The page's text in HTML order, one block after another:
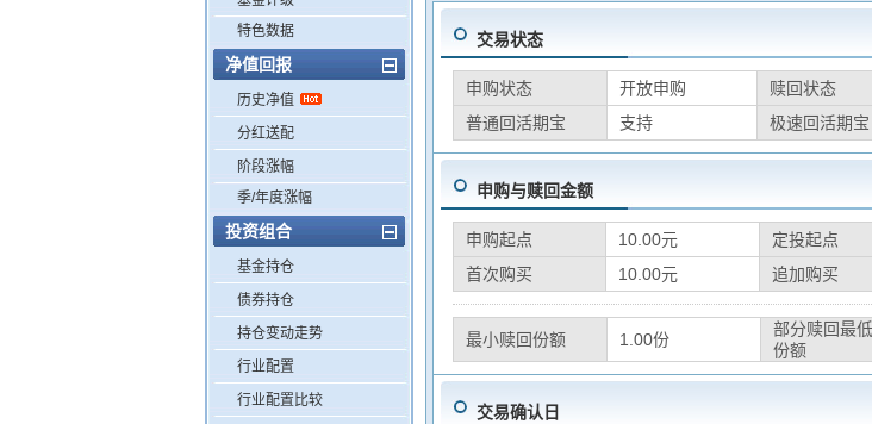
特色数据
净值回报
历史净值
分红送配
阶段涨幅
季/年度涨幅
投资组合
基金持仓
债券持仓
持仓变动走势
行业配置
行业配置比较
交易状态
申购状态 开放申购 赎回状态
普通回活期宝
支持 极速回活期宝
申购与赎回金额
申购起点 10.00元 定投起点
首次购买
10.00元 追加购买
最小赎回份额 1.00份
部分赎回最
份额
交易确认日